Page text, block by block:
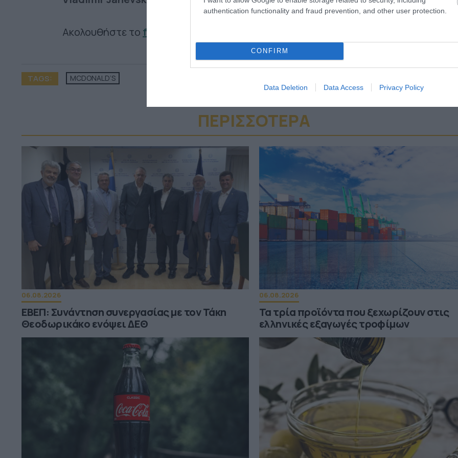
authentication functionality and fraud prevention, and other user protection.
CONFIRM
Data Deletion Data Access Privacy Policy
Ακολουθήστε το foodlife.gr στο Google News
TAGS: MCDONALD’S
ΠΕΡΙΣΣΟΤΕΡA
06.08.2026
ΕΒΕΠ: Συνάντηση συνεργασίας με τον Τάκη
Θεοδωρικάκο ενόψει ΔΕΘ
06.08.2026
Τα τρία προϊόντα που ξεχωρίζουν στις
ελληνικές εξαγωγές τροφίμων